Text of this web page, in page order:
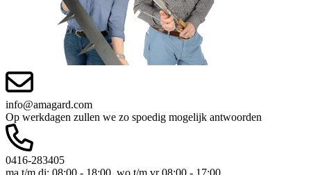
info@amagard.com
Op werkdagen zullen we zo spoedig mogelijk antwoorden
0416-283405
ma t/m di: 08:00 - 18:00, wo t/m vr 08:00 - 17:00